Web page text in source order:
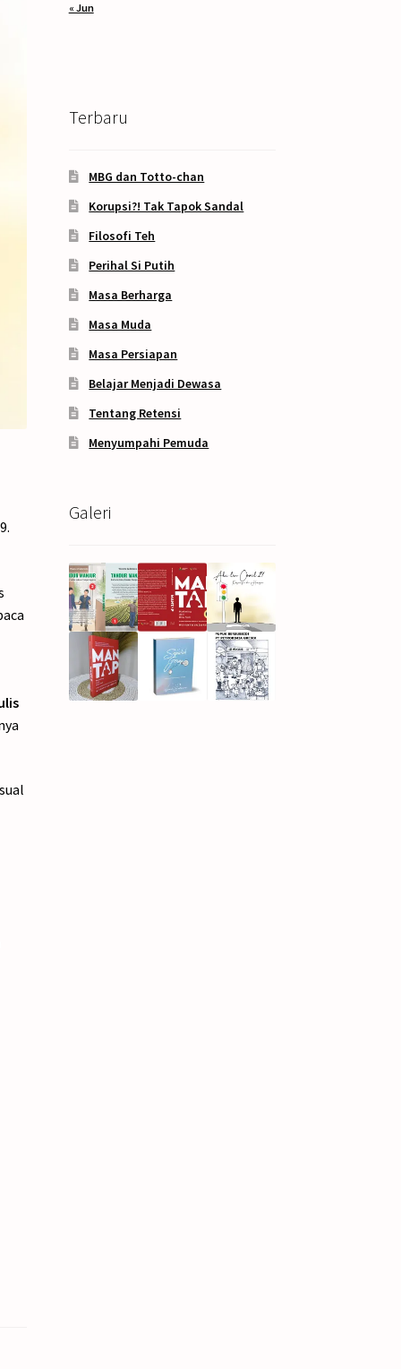
« Jun
Terbaru
MBG dan Totto-chan
Korupsi?! Tak Tapok Sandal
Filosofi Teh
Perihal Si Putih
Masa Berharga
Masa Muda
Masa Persiapan
Belajar Menjadi Dewasa
Tentang Retensi
Menyumpahi Pemuda
Galeri